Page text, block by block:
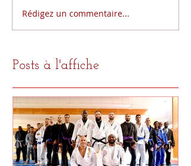
Rédigez un commentaire...
Posts à l'affiche